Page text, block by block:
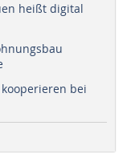
heißt digital
kooperieren bei